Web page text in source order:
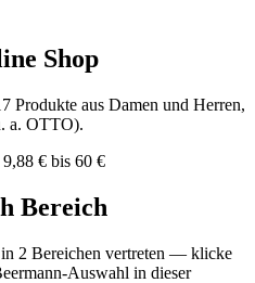
Shop
Produkte aus Damen und Herren,
a. OTTO).
9,88 € bis 60 €
Bereich
2 Bereichen vertreten — klicke
-Auswahl in dieser